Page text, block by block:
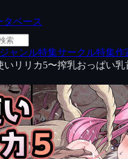
タベース
ジャンル特集サークル特集作
いリリカ5〜搾乳おっぱい